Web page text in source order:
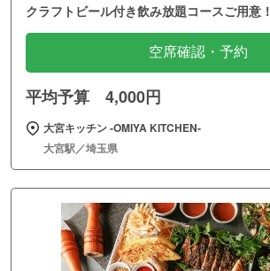
クラフトビール付き飲み放題コースご用意！
空席確認・予約
平均予算 4,000円
大宮キッチン ‐OMIYA KITCHEN‐
大宮駅／埼玉県